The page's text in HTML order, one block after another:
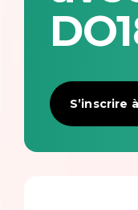
S’inscrire